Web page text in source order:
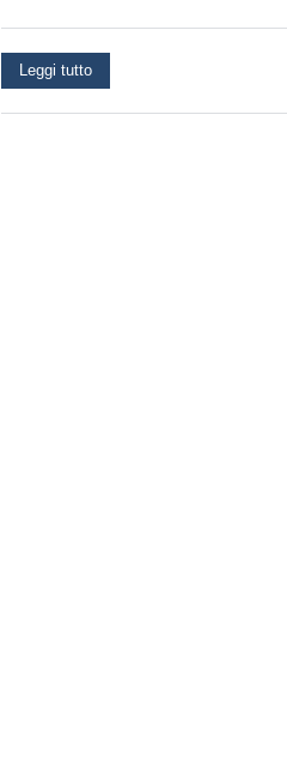
Leggi tutto